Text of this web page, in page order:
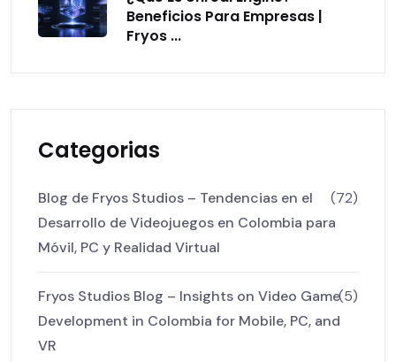
Beneficios Para Empresas |
Fryos ...
Categorias
Blog de Fryos Studios – Tendencias en el
Desarrollo de Videojuegos en Colombia para
Móvil, PC y Realidad Virtual
(72)
Fryos Studios Blog – Insights on Video Game
Development in Colombia for Mobile, PC, and
VR
(5)